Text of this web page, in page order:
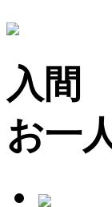
入間
お一